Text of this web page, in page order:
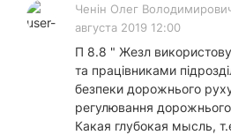
Ченін Олег
августа 2019 12:00
П 8.8 " Жезл
та працівниками
безпеки дорожнього
регулювання
Какая глубокая мысль,